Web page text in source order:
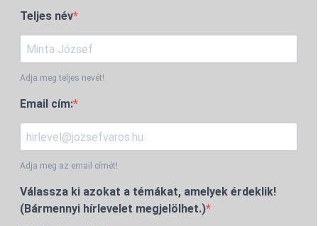
Teljes név
Adja meg teljes nevét!
Email cím:
Adja meg az email címét!
Válassza ki azokat a témákat, amelyek érdeklik!
(Bármennyi hírlevelet megjelölhet.)